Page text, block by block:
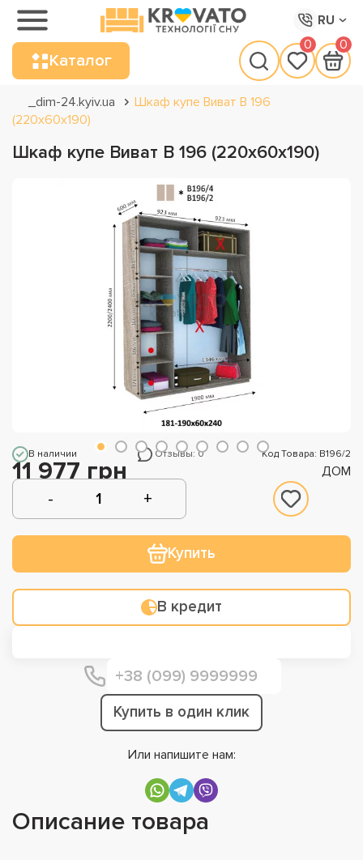
RU
Каталог
0 0
_dim-24.kyiv.ua
Шкаф купе Виват В 196
(220х60х190)
Шкаф купе Виват В 196 (220х60х190)
В наличии Отзывы: 0 Код Товара: В196/2
11 977 грн ДОМ
Купить
В кредит
Купить в один клик
Или напишите нам:
Описание товара